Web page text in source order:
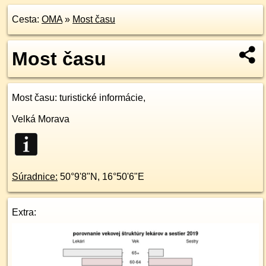
Cesta: OMA» Most času
Most času
Most času: turistické informácie,
Velká Morava
Súradnice: 50°9'8"N , 16°50'6"E
Extra: